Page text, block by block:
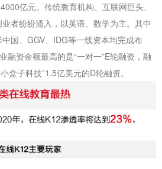
亿元。传统教育机构、互联网巨头、
者纷纷涌入，以英语、数学为主。其中
国、GGV、IDG等一线资本均完成布
融资金额最高的是“一对一”E轮融资，融
盒子科技”1.5亿美元的D轮融资。